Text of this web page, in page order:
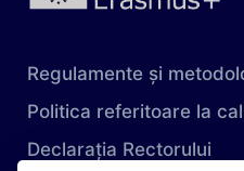
Regulamente și
Politica referitoare la
Declarația Rectorului